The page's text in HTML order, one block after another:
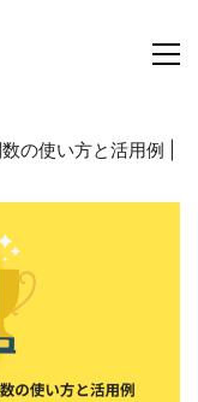
の使い方と活用例 |